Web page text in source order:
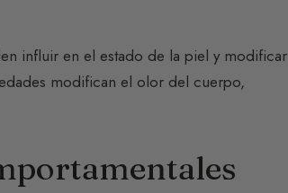
influir en el estado de la piel y modificar
modifican el olor del cuerpo,